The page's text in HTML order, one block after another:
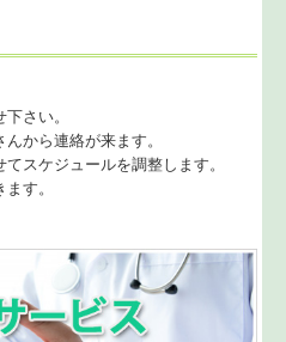
さい。
から連絡が来ます。
スケジュールを調整します。
す。